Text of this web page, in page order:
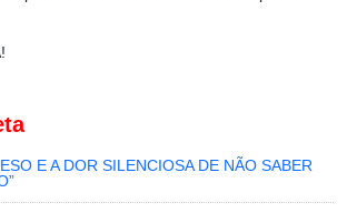
E A DOR SILENCIOSA DE NÃO SABER